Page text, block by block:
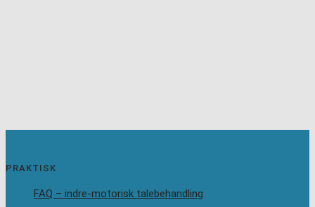
PRAKTISK
FAQ – indre-motorisk talebehandling